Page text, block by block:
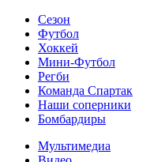
Сезон
Футбол
Хоккей
Мини-Футбол
Регби
Команда Спартак
Наши соперники
Бомбардиры
Мультимедиа